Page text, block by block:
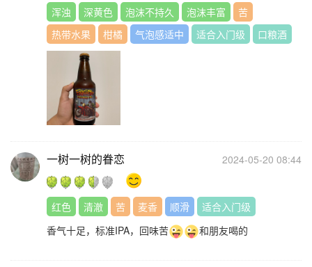
浑浊 深黄色 泡沫不持久 泡沫丰富
苦
热带水果
柑橘 气泡感适中 适合入门级 口粮酒
一树一树的眷恋 2024-05-20 08:44
红色 清澈 苦 麦香 顺滑
适合入门级
香气十足，标准IPA，回味苦
和朋友喝的